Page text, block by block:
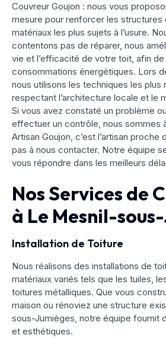
Couvreur Goujon : nous vous
mesure pour renforcer les structures
matériaux les plus sujets à l’usure.
contentons pas de réparer, nous
vie et l’efficacité de votre toit, afin de
consommations énergétiques. Lors
nous utilisons les techniques les plus
respectant l’architecture locale et le
Si vous avez constaté un problème
effectuer un contrôle, nous sommes
Artisan Goujon, c’est l’artisan proche
pas à nous contacter. Notre équipe
vous répondre dans les meilleurs
Nos Services de
à Le Mesnil-
Installation de Toiture
Nous réalisons des installations de
matériaux variés tels que les tuiles,
toitures métalliques. Que vous
maison ou rénoviez une structure
sous-Jumièges, notre équipe fournit
et esthétiques.